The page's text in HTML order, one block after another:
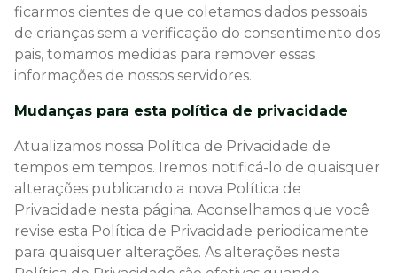
ficarmos cientes de que coletamos dados pessoais
de crianças sem a verificação do consentimento dos
pais, tomamos medidas para remover essas
informações de nossos servidores.
Mudanças para esta política de privacidade
Atualizamos nossa Política de Privacidade de
tempos em tempos. Iremos notificá-lo de quaisquer
alterações publicando a nova Política de
Privacidade nesta página. Aconselhamos que você
revise esta Política de Privacidade periodicamente
para quaisquer alterações. As alterações nesta